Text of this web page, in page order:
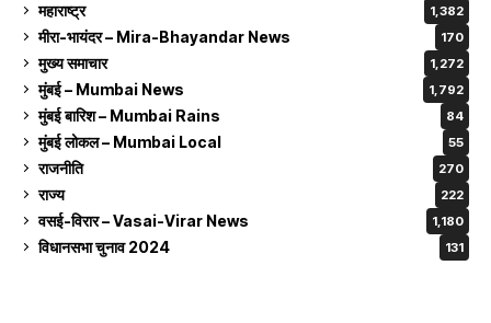
महाराष्ट्र 1,382
मीरा-भायंदर – Mira-Bhayandar News 170
मुख्य समाचार 1,272
मुंबई – Mumbai News 1,792
मुंबई बारिश – Mumbai Rains 84
मुंबई लोकल – Mumbai Local 55
राजनीति 270
राज्य 222
वसई-विरार – Vasai-Virar News 1,180
विधानसभा चुनाव 2024 131